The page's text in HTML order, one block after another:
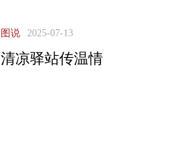
图说 2025-07-13
清凉驿站传温情